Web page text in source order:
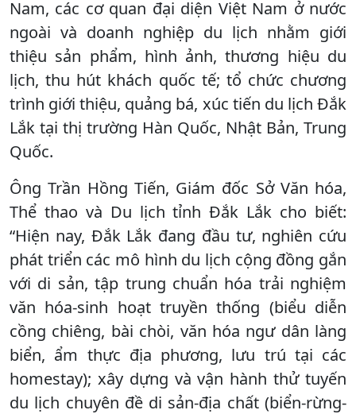
Nam, các cơ quan đại diện Việt Nam ở nước
ngoài và doanh nghiệp du lịch nhằm giới
thiệu sản phẩm, hình ảnh, thương hiệu du
lịch, thu hút khách quốc tế; tổ chức chương
trình giới thiệu, quảng bá, xúc tiến du lịch Đắk
Lắk tại thị trường Hàn Quốc, Nhật Bản, Trung
Quốc.
Ông Trần Hồng Tiến, Giám đốc Sở Văn hóa,
Thể thao và Du lịch tỉnh Đắk Lắk cho biết:
“Hiện nay, Đắk Lắk đang đầu tư, nghiên cứu
phát triển các mô hình du lịch cộng đồng gắn
với di sản, tập trung chuẩn hóa trải nghiệm
văn hóa-sinh hoạt truyền thống (biểu diễn
cồng chiêng, bài chòi, văn hóa ngư dân làng
biển, ẩm thực địa phương, lưu trú tại các
homestay); xây dựng và vận hành thử tuyến
du lịch chuyên đề di sản-địa chất (biển-rừng-